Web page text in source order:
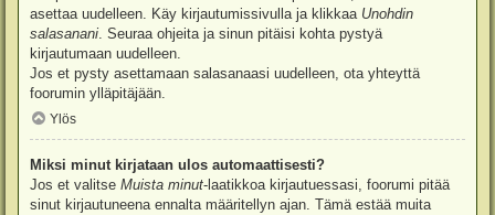
asettaa uudelleen. Käy kirjautumissivulla ja klikkaa Unohdin
salasanani . Seuraa ohjeita ja sinun pitäisi kohta pystyä
kirjautumaan uudelleen.
Jos et pysty asettamaan salasanaasi uudelleen, ota yhteyttä
foorumin ylläpitäjään.
Ylös
Miksi minut kirjataan ulos automaattisesti?
Jos et valitse Muista minut-laatikkoa kirjautuessasi, foorumi pitää
sinut kirjautuneena ennalta määritellyn ajan. Tämä estää muita